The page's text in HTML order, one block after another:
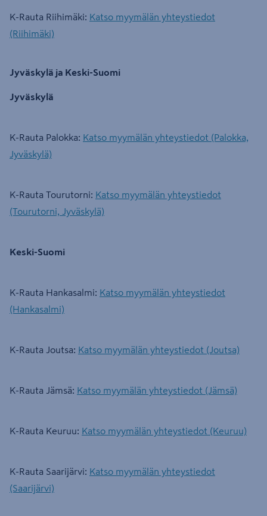
K-Rauta Riihimäki: Katso myymälän yhteystiedot
(Riihimäki)
Jyväskylä ja Keski-Suomi
Jyväskylä
K-Rauta Palokka: Katso myymälän yhteystiedot (Palokka,
Jyväskylä)
K-Rauta Tourutorni: Katso myymälän yhteystiedot
(Tourutorni, Jyväskylä)
Keski-Suomi
K-Rauta Hankasalmi: Katso myymälän yhteystiedot
(Hankasalmi)
K-Rauta Joutsa: Katso myymälän yhteystiedot (Joutsa)
K-Rauta Jämsä: Katso myymälän yhteystiedot (Jämsä)
K-Rauta Keuruu: Katso myymälän yhteystiedot (Keuruu)
K-Rauta Saarijärvi: Katso myymälän yhteystiedot
(Saarijärvi)